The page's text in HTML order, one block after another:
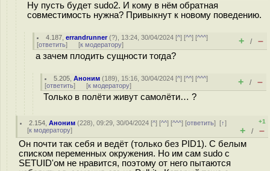
Ну пусть будет sudo2. И кому в нём обратная
совместимость нужна? Привыкнут к новому поведению.
4.187 ,errandrunner(?), 13:24, 30/04/2024 [^] [^^] [^^^]
[ответить] [к модератору] + / –
а зачем плодить сущности тогда?
5.205 ,Аноним (189), 15:16, 30/04/2024 [^] [^^] [^^^]
[ответить] [к модератору] + / –
Только в полёти живут самолёти… ?
2.154 ,Аноним (228), 09:29, 30/04/2024 [^] [^^] [^^^] [ответить][↑]
[к модератору]
+1
+ / –
Он почти так себя и ведёт (только без PID1). С белым
списком переменных окружения. Но им сам sudo с
SETUID'ом не нравится, поэтому от него пытаются